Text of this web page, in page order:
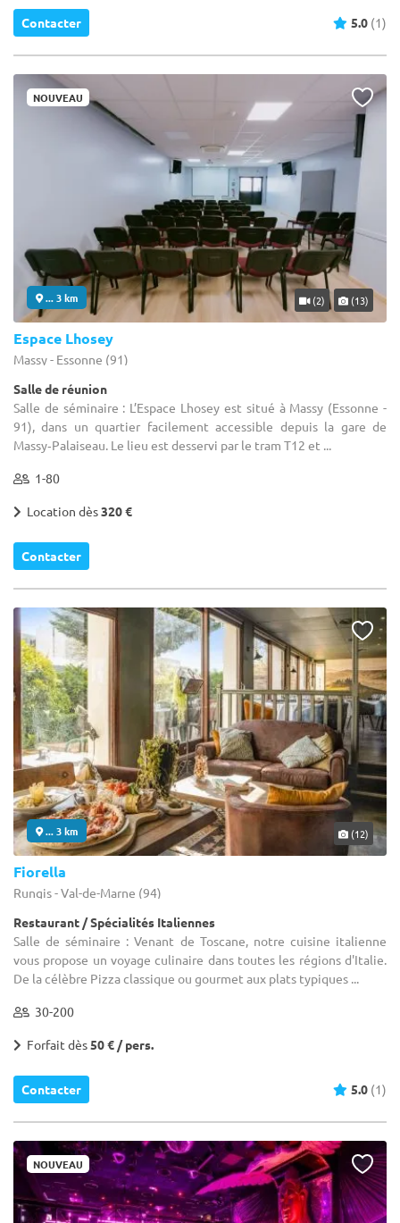
Contacter 5.0 (1)
NOUVEAU
... 3 km (2) (13)
Espace Lhosey
Massy - Essonne (91)
Salle de réunion
Salle de séminaire : L’Espace Lhosey est situé à Massy (Essonne -
91), dans un quartier facilement accessible depuis la gare de
Massy‑Palaiseau. Le lieu est desservi par le tram T12 et ...
1-80
Location dès320 €
Contacter
... 3 km (12)
Fiorella
Rungis - Val-de-Marne (94)
Restaurant / Spécialités Italiennes
Salle de séminaire : Venant de Toscane, notre cuisine italienne
vous propose un voyage culinaire dans toutes les régions d'Italie.
De la célèbre Pizza classique ou gourmet aux plats typiques ...
30-200
Forfait dès50 € / pers.
Contacter 5.0 (1)
NOUVEAU